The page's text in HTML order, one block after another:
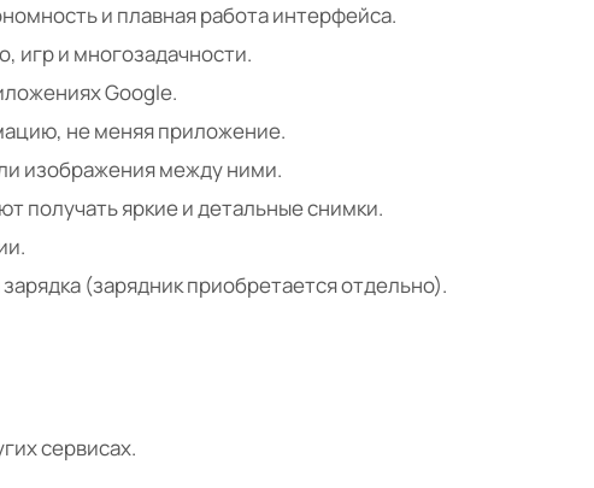
и плавная работа интерфейса.
игр и многозадачности.
Google.
не меняя приложение.
изображения между ними.
получать яркие и детальные снимки.
(зарядник приобретается отдельно).
сервисах.